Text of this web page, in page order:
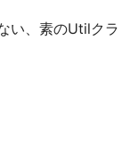
い、素のUtilクラ